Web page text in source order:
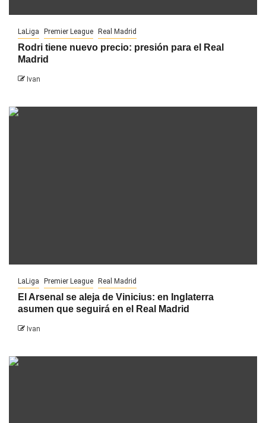
LaLiga Premier League Real Madrid
Rodri tiene nuevo precio: presión para el Real
Madrid
Ivan
LaLiga Premier League Real Madrid
El Arsenal se aleja de Vinicius: en Inglaterra
asumen que seguirá en el Real Madrid
Ivan